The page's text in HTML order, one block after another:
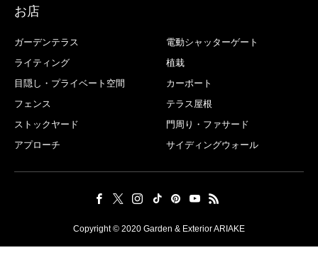
お店
ガーデンテラス
電動シャッターゲート
ライティング
植栽
目隠し・プライベート空間
カーポート
フェンス
テラス屋根
ストックヤード
門周り・ファサード
アプローチ
サイディングウォール
Copyright © 2020 Garden & Exterior ARIAKE